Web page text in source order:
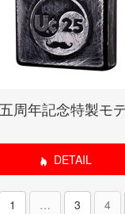
DETAIL
1 … 3 4